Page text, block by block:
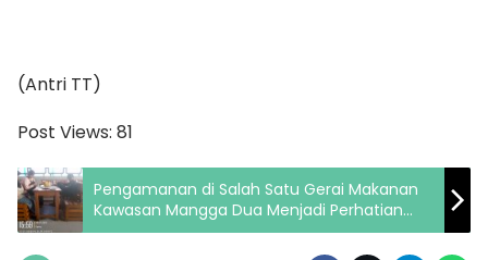
(Antri TT)
Post Views: 81
Pengamanan di Salah Satu Gerai Makanan
Kawasan Mangga Dua Menjadi Perhatian
Pengunjung